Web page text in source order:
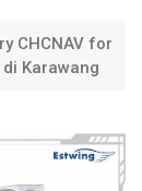
CHCNAV for
di Karawang